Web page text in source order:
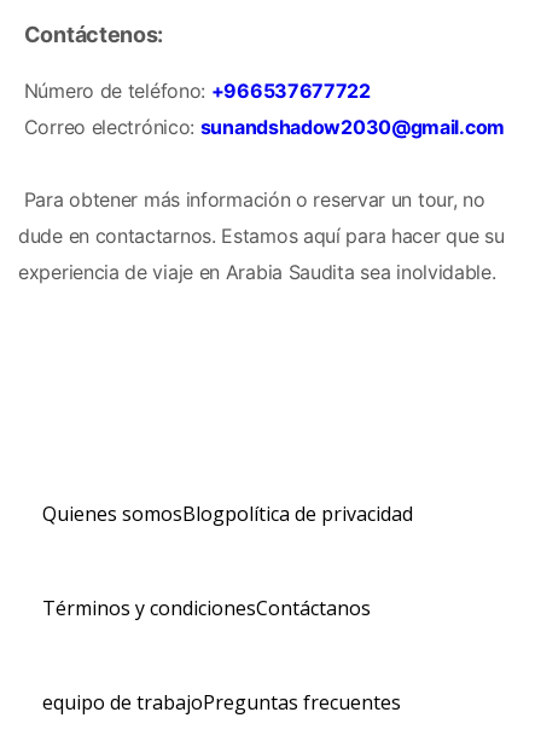
Contáctenos:
Número de teléfono: +966537677722
Correo electrónico: sunandshadow2030@gmail.com
dude en contactarnos. Estamos aquí para hacer que su
experiencia de viaje en Arabia Saudita sea inolvidable.
Quienes somosBlogpolítica de privacidad
Términos y condicionesContáctanos
equipo de trabajoPreguntas frecuentes